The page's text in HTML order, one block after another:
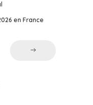
en France